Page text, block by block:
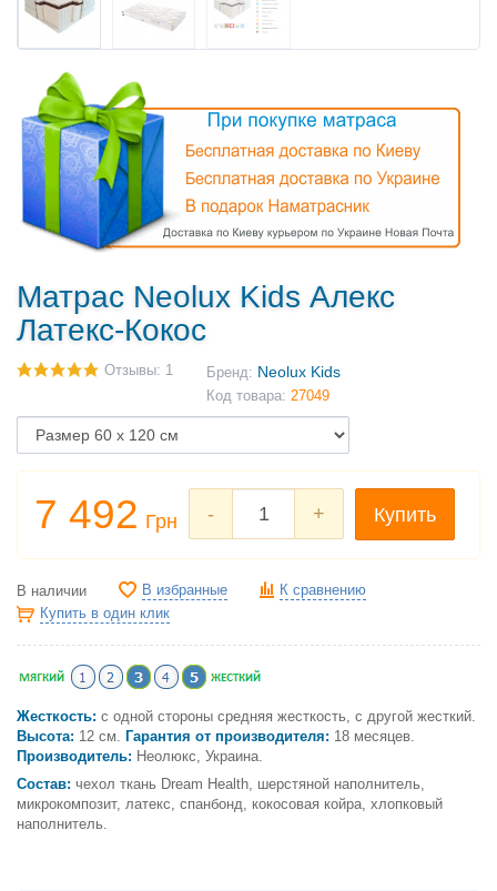
Матрас Neolux Kids Алекс
Латекс-Кокос
Отзывы: 1 Бренд: Neolux Kids
Код товара: 27049
7 492 Грн - + Купить
В наличии В избранные
К сравнению
Купить в один клик
Жесткость: с одной стороны средняя жесткость, с другой жесткий.
Высота: 12 см. Гарантия от производителя: 18 месяцев.
Производитель: Неолюкс, Украина.
Состав: чехол ткань Dream Health, шерстяной наполнитель,
микрокомпозит, латекс, спанбонд, кокосовая койра, хлопковый
наполнитель.